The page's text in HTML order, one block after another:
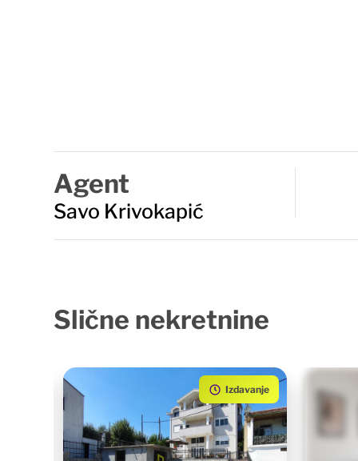
Agent
Savo Krivokapić
Slične nekretnine
Izdavanje